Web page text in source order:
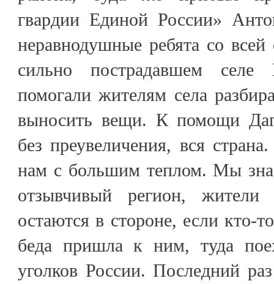
гвардии Единой России»
неравнодушные ребята со
сильно пострадавшем
помогали жителям села
выносить вещи. К помощи
без преувеличения, вся
нам с большим теплом. Мы
отзывчивый регион, жители
остаются в стороне, если кто-
беда пришла к ним, туда
уголков России. Последний